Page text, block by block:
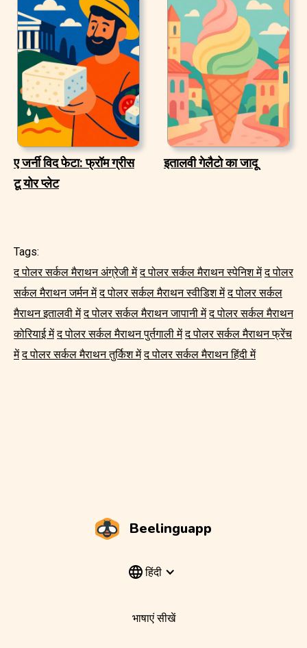
ए जर्नी विद फेटा: फ्रॉम ग्रीस
टू योर प्लेट
इतालवी गेलैटो का जादू
Tags:
द पोलर सर्कल मैराथन अंग्रेजी में द पोलर सर्कल मैराथन स्पेनिश में द पोलर
सर्कल मैराथन जर्मन में द पोलर सर्कल मैराथन स्वीडिश में द पोलर सर्कल
मैराथन इतालवी में द पोलर सर्कल मैराथन जापानी में द पोलर सर्कल मैराथन
कोरियाई में द पोलर सर्कल मैराथन पुर्तगाली में द पोलर सर्कल मैराथन फ्रेंच
में द पोलर सर्कल मैराथन तुर्किश में द पोलर सर्कल मैराथन हिंदी में
Beelinguapp
हिंदी
भाषाएं सीखें